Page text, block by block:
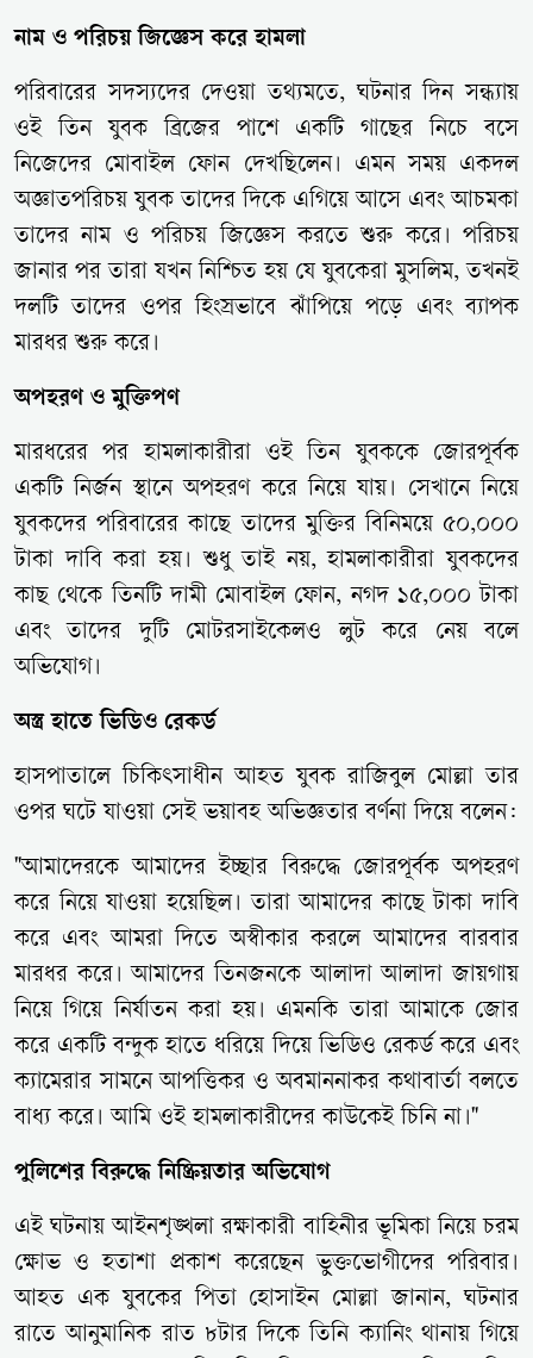
নাম ও পরিচয় জিজ্ঞেস করে হামলা
পরিবারের সদস্যদের দেওয়া তথ্যমতে, ঘটনার দিন সন্ধ্যায়
ওই তিন যুবক ব্রিজের পাশে একটি গাছের নিচে বসে
নিজেদের মোবাইল ফোন দেখছিলেন। এমন সময় একদল
অজ্ঞাতপরিচয় যুবক তাদের দিকে এগিয়ে আসে এবং আচমকা
তাদের নাম ও পরিচয় জিজ্ঞেস করতে শুরু করে। পরিচয়
জানার পর তারা যখন নিশ্চিত হয় যে যুবকেরা মুসলিম, তখনই
দলটি তাদের ওপর হিংস্রভাবে ঝাঁপিয়ে পড়ে এবং ব্যাপক
মারধর শুরু করে।
অপহরণ ও মুক্তিপণ
মারধরের পর হামলাকারীরা ওই তিন যুবককে জোরপূর্বক
একটি নির্জন স্থানে অপহরণ করে নিয়ে যায়। সেখানে নিয়ে
যুবকদের পরিবারের কাছে তাদের মুক্তির বিনিময়ে ৫০,০০০
টাকা দাবি করা হয়। শুধু তাই নয়, হামলাকারীরা যুবকদের
কাছ থেকে তিনটি দামী মোবাইল ফোন, নগদ ১৫,০০০ টাকা
এবং তাদের দুটি মোটরসাইকেলও লুট করে নেয় বলে
অভিযোগ।
অস্ত্র হাতে ভিডিও রেকর্ড
হাসপাতালে চিকিৎসাধীন আহত যুবক রাজিবুল মোল্লা তার
ওপর ঘটে যাওয়া সেই ভয়াবহ অভিজ্ঞতার বর্ণনা দিয়ে বলেন:
"আমাদেরকে আমাদের ইচ্ছার বিরুদ্ধে জোরপূর্বক অপহরণ
করে নিয়ে যাওয়া হয়েছিল। তারা আমাদের কাছে টাকা দাবি
করে এবং আমরা দিতে অস্বীকার করলে আমাদের বারবার
মারধর করে। আমাদের তিনজনকে আলাদা আলাদা জায়গায়
নিয়ে গিয়ে নির্যাতন করা হয়। এমনকি তারা আমাকে জোর
করে একটি বন্দুক হাতে ধরিয়ে দিয়ে ভিডিও রেকর্ড করে এবং
ক্যামেরার সামনে আপত্তিকর ও অবমাননাকর কথাবার্তা বলতে
বাধ্য করে। আমি ওই হামলাকারীদের কাউকেই চিনি না।"
পুলিশের বিরুদ্ধে নিষ্ক্রিয়তার অভিযোগ
এই ঘটনায় আইনশৃঙ্খলা রক্ষাকারী বাহিনীর ভূমিকা নিয়ে চরম
ক্ষোভ ও হতাশা প্রকাশ করেছেন ভুক্তভোগীদের পরিবার।
আহত এক যুবকের পিতা হোসাইন মোল্লা জানান, ঘটনার
রাতে আনুমানিক রাত ৮টার দিকে তিনি ক্যানিং থানায় গিয়ে